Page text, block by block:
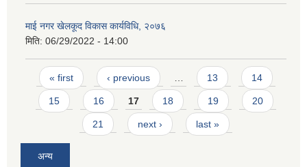
माई नगर खेलकूद विकास कार्यविधि, २०७६
मिति: 06/29/2022 - 14:00
Pages
« first ‹ previous … 13 14
15 16 17 18 19 20
21 next › last »
अन्य